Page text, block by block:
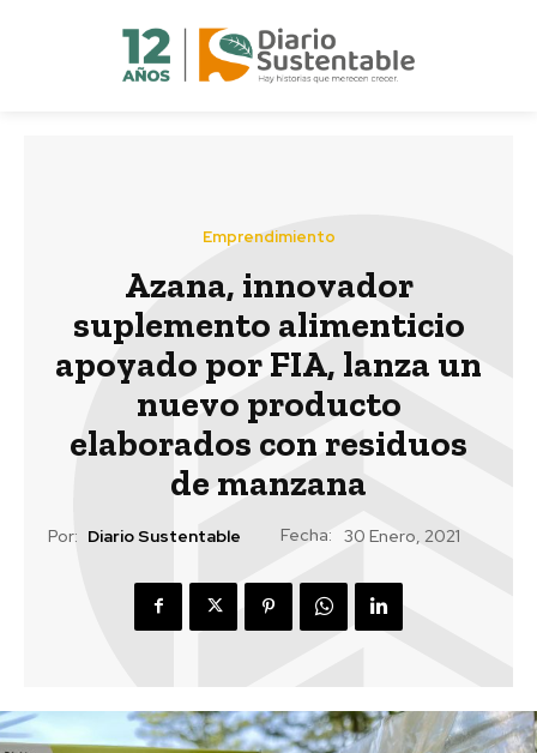
Emprendimiento
Azana, innovador
suplemento alimenticio
apoyado por FIA, lanza un
nuevo producto
elaborados con residuos
de manzana
Por: Diario Sustentable Fecha: 30 Enero, 2021